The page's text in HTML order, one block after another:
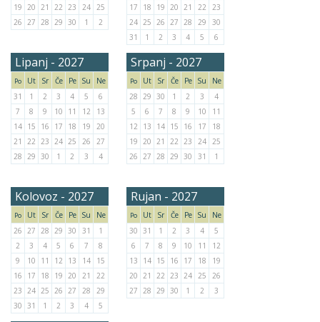
19 20 21 22 23 24
25
26 27 28 29 30 1 2
17
18 19 20 21 22
23
24 25 26 27 28 29
30
31
1 2 3 4 5 6
Lipanj - 2027
Po Ut Sr Če Pe Su
Ne
31
1 2 3 4 5
6
7
8 9 10 11 12
13
14 15 16 17 18 19
20
21
22 23 24 25 26
27
28 29 30 1 2 3 4
Srpanj - 2027
Po Ut Sr Če Pe Su
Ne
28 29 30 1 2 3
4
5
6 7 8 9 10
11
12
13 14 15 16 17
18
19 20 21 22 23 24
25
26 27 28 29 30 31 1
Kolovoz - 2027
Po Ut Sr Če Pe Su
Ne
26 27 28 29 30 31
1
2
3 4 5 6 7
8
9
10 11 12 13 14
15
16
17 18 19 20 21
22
23 24 25 26 27 28
29
30 31 1 2 3 4 5
Rujan - 2027
Po Ut Sr Če Pe Su
Ne
30 31 1 2 3 4
5
6
7 8 9 10 11
12
13
14 15 16 17 18
19
20 21 22 23 24 25
26
27 28 29 30 1 2 3